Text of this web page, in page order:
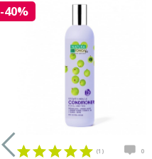
-40%
(1) 0